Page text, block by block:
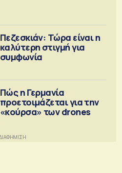
Πεζεσκιάν: Τώρα είναι η
καλύτερη στιγμή για
συμφωνία
Πώς η Γερμανία
προετοιμάζεται για την
«κούρσα» των drones